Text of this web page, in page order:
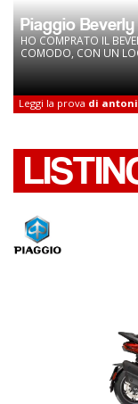
Piaggio Beverly
HO COMPRATO IL
COMODO, CON UN
Leggi la prova di